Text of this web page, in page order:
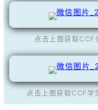
点击上图获取
点击上图获取CCF